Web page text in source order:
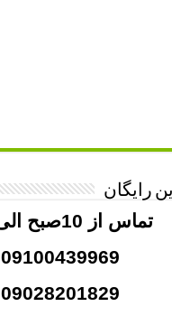
رایگان
تماس از 10صبح الی 21
09100439969
09028201829